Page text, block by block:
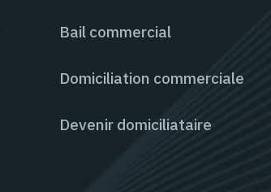
Bail commercial
Domiciliation commerciale
Devenir domiciliataire